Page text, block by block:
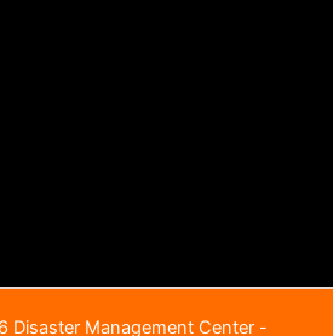
Disaster Management Center -